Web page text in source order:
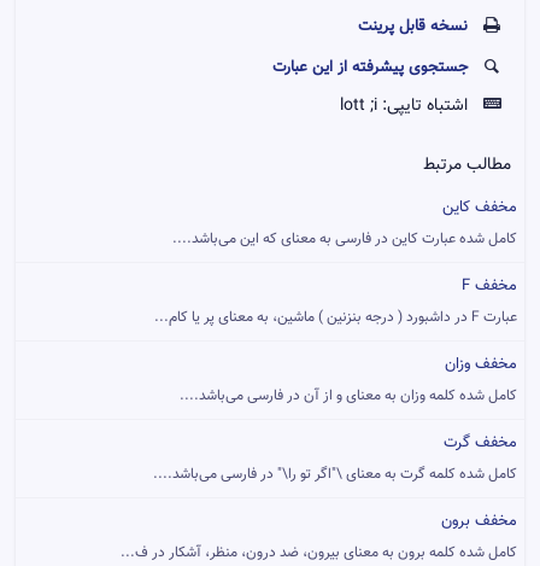
نسخه قابل پرينت
جستجوی پیشرفته از این عبارت
اشتباه تایپی:lott ;i
مطالب مرتبط
مخفف کاین
کامل شده عبارت کاین در فارسی به معنای که این می‌باشد....
مخفف F
عبارت F در داشبورد ( درجه بنزنین ) ماشین، به معنای پر یا کام...
مخفف وزان
کامل شده کلمه وزان به معنای و از آن در فارسی می‌باشد....
مخفف گرت
کامل شده کلمه گرت به معنای \"اگر تو را\" در فارسی می‌باشد....
مخفف برون
کامل شده کلمه برون به معنای بیرون، ضد درون، منظر، آشکار در ف...